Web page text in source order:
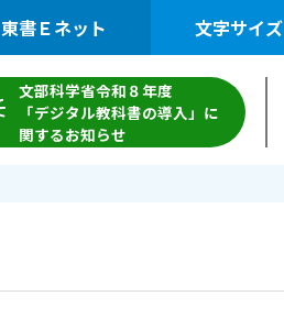
東書Ｅネット 文字サイズ
文部科学省令和８年度
「デジタル教科書の導入」に
関するお知らせ